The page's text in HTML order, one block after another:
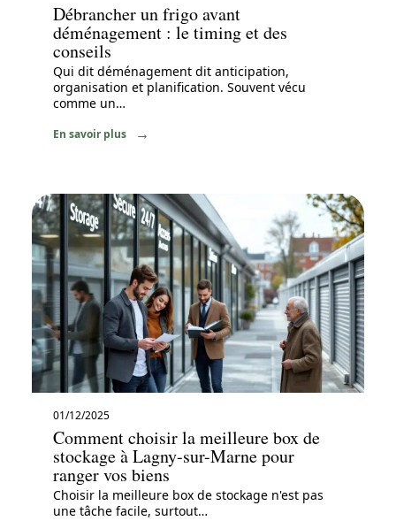
Débrancher un frigo avant
déménagement : le timing et des
conseils
Qui dit déménagement dit anticipation,
organisation et planification. Souvent vécu
comme un…
En savoir plus
01/12/2025
Comment choisir la meilleure box de
stockage à Lagny-sur-Marne pour
ranger vos biens
Choisir la meilleure box de stockage n'est pas
une tâche facile, surtout…